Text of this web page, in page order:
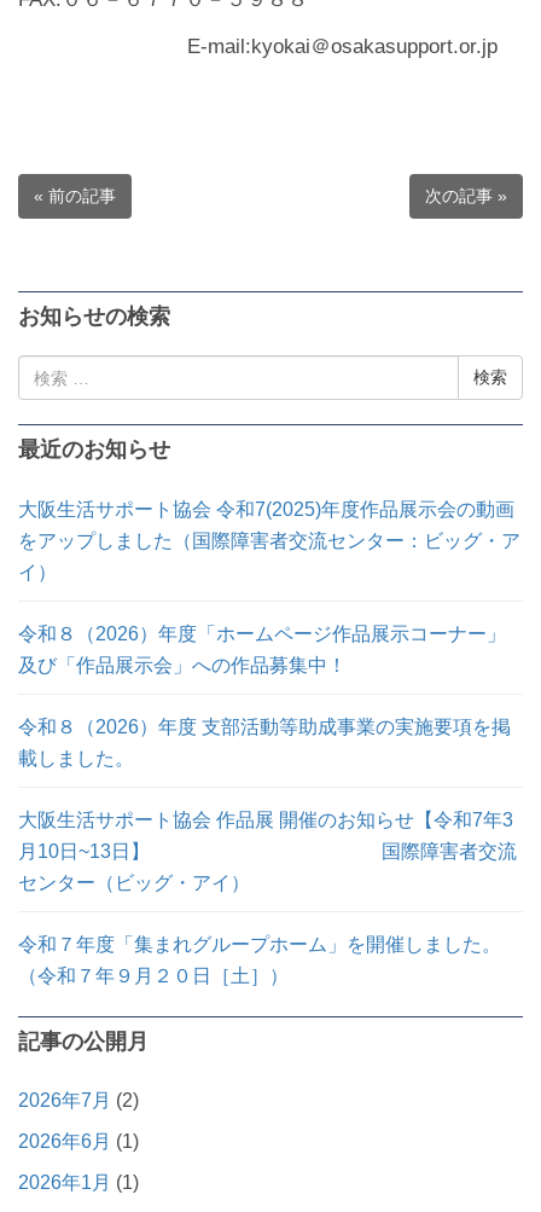
E-mail:kyokai＠osakasupport.or.jp
« 前の記事 次の記事 »
お知らせの検索
検
索:
最近のお知らせ
大阪生活サポート協会 令和7(2025)年度作品展示会の動画
をアップしました（国際障害者交流センター：ビッグ・ア
イ）
令和８（2026）年度「ホームページ作品展示コーナー」
及び「作品展示会」への作品募集中！
令和８（2026）年度 支部活動等助成事業の実施要項を掲
載しました。
大阪生活サポート協会 作品展 開催のお知らせ【令和7年3
月10日~13日】 国際障害者交流
センター（ビッグ・アイ）
令和７年度「集まれグループホーム」を開催しました。
（令和７年９月２０日［土］）
記事の公開月
2026年7月 (2)
2026年6月 (1)
2026年1月 (1)